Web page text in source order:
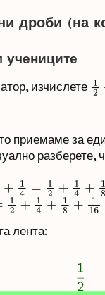
дроби (на
изчислете 12
приемаме за
разберете,
2+ 14 +1 8+ 18 =1 2+ 1
14+18+ 116 +1 32 +1
лента: